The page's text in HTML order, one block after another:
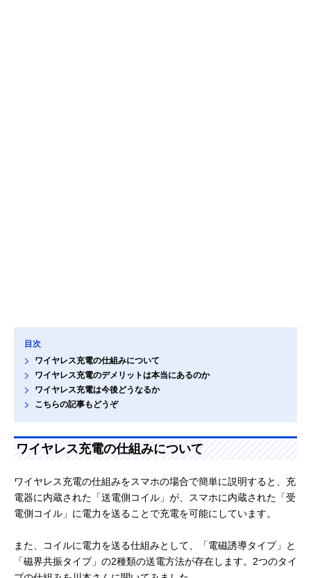
目次
ワイヤレス充電の仕組みについて
ワイヤレス充電のデメリットは本当にあるのか
ワイヤレス充電は今後どうなるか
こちらの記事もどうぞ
ワイヤレス充電の仕組みについて
ワイヤレス充電の仕組みをスマホの場合で簡単に説明すると、充
電器に内蔵された「送電側コイル」が、スマホに内蔵された「受
電側コイル」に電力を送ることで充電を可能にしています。
また、コイルに電力を送る仕組みとして、「電磁誘導タイプ」と
「磁界共振タイプ」の2種類の送電方法が存在します。2つのタイ